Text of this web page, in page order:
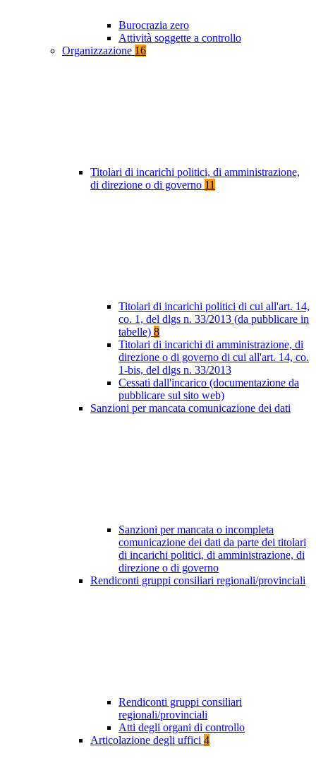
Burocrazia zero
Attività soggette a controllo
Organizzazione 16
Titolari di incarichi politici, di amministrazione,
di direzione o di governo 11
Titolari di incarichi politici di cui all'art. 14,
co. 1, del dlgs n. 33/2013 (da pubblicare in
tabelle) 8
Titolari di incarichi di amministrazione, di
direzione o di governo di cui all'art. 14, co.
1-bis, del dlgs n. 33/2013
Cessati dall'incarico (documentazione da
pubblicare sul sito web)
Sanzioni per mancata comunicazione dei dati
Sanzioni per mancata o incompleta
comunicazione dei dati da parte dei titolari
di incarichi politici, di amministrazione, di
direzione o di governo
Rendiconti gruppi consiliari regionali/provinciali
Rendiconti gruppi consiliari
regionali/provinciali
Atti degli organi di controllo
Articolazione degli uffici 4